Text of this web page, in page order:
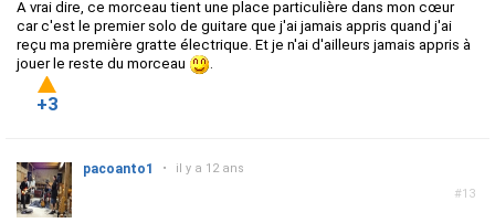
A vrai dire, ce morceau tient une place particulière dans mon cœur
car c'est le premier solo de guitare que j'ai jamais appris quand j'ai
reçu ma première gratte électrique. Et je n'ai d'ailleurs jamais appris à
jouer le reste du morceau
.
+3
#13
pacoanto1 • il y a 12 ans